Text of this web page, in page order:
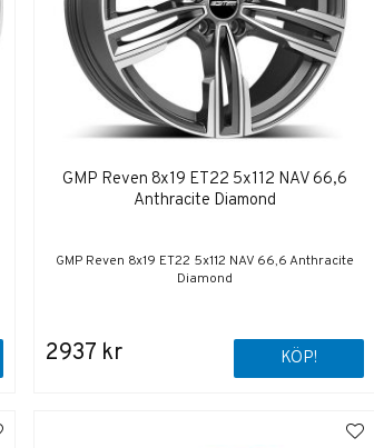
GMP Reven 8x19 ET22 5x112 NAV 66,6
Anthracite Diamond
GMP Reven 8x19 ET22 5x112 NAV 66,6 Anthracite
Diamond
2937 kr KÖP!